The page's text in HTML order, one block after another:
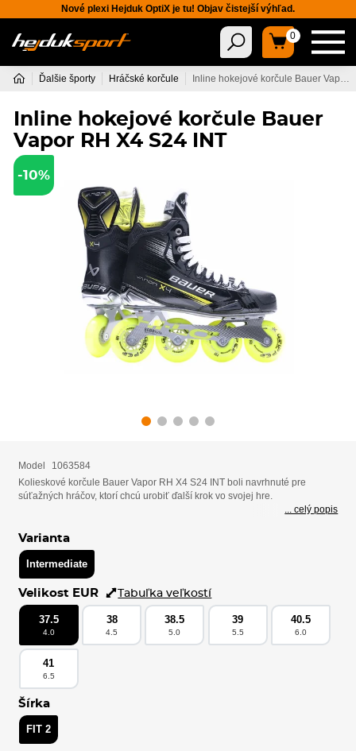
Nové plexi Hejduk OptiX je tu! Objav čistejší výhľad.
0
Ďalšie športy Hráčské korčule
Inline hokejové korčule Bauer
Vapor RH X4 S24 INT
-10%
Model
1063584
Kolieskové korčule Bauer Vapor RH X4 S24 INT boli navrhnuté pre
súťažných hráčov, ktorí chcú urobiť ďalší krok vo svojej hre.
... celý popis
Varianta
Intermediate
Velikost EUR Tabuľka veľkostí
37.5
4.0
38
4.5
38.5
5.0
39
5.5
40.5
6.0
41
6.5
Šírka
FIT 2